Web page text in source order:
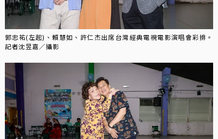
郭忠祐(左起)、賴慧如、許仁杰出席台灣經典電視電影演唱會彩排。
記者沈昱嘉／攝影